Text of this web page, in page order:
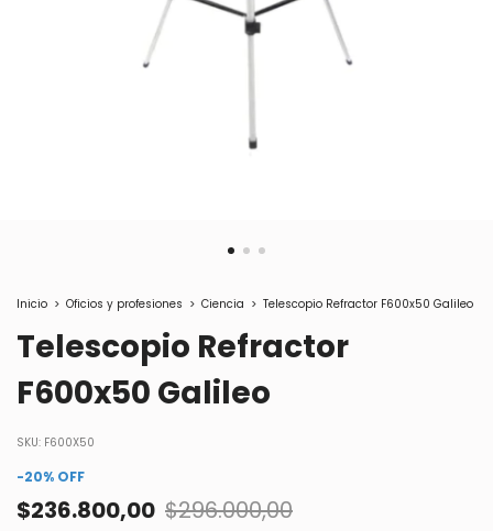
Inicio > Oficios y profesiones > Ciencia > Telescopio Refractor F600x50 Galileo
Telescopio Refractor
F600x50 Galileo
SKU: F600X50
-20% OFF
$236.800,00 $296.000,00